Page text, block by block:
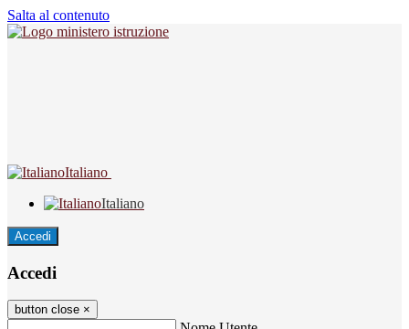
Salta al contenuto
Italiano
Italiano
Accedi
Accedi
button close ×